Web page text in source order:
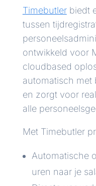
Timebutlerbiedt
tussen
ontwikkeld voor
cloudbased
automatisch met
en zorgt voor
alle
Met Timebutler
Automatische
uren naar je